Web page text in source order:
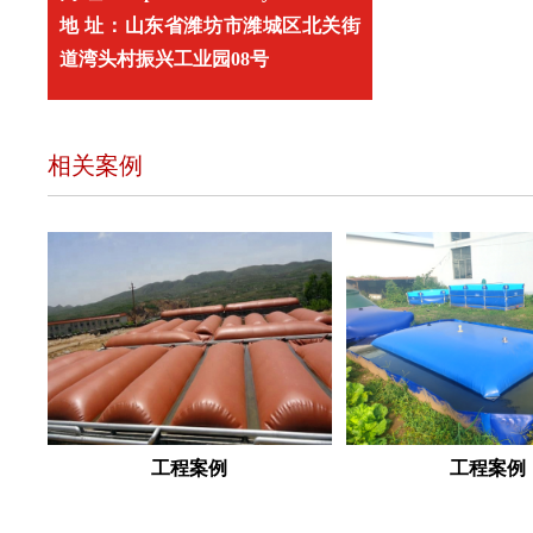
地 址：山东省潍坊市潍城区北关街
道湾头村振兴工业园08号
相关案例
工程案例 工程案例